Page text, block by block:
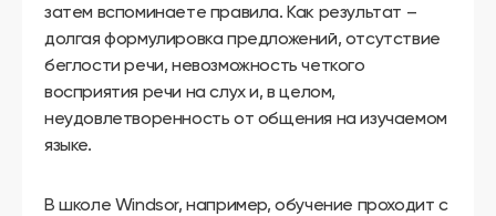
затем вспоминаете правила. Как результат –
долгая формулировка предложений, отсутствие
беглости речи, невозможность четкого
восприятия речи на слух и, в целом,
неудовлетворенность от общения на изучаемом
языке.
В школе Windsor, например, обучение проходит с